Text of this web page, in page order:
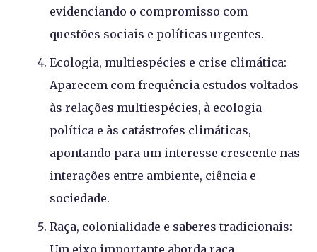
evidenciando o compromisso com
questões sociais e políticas urgentes.
Ecologia, multiespécies e crise climática:
Aparecem com frequência estudos voltados
às relações multiespécies, à ecologia
política e às catástrofes climáticas,
apontando para um interesse crescente nas
interações entre ambiente, ciência e
sociedade.
Raça, colonialidade e saberes tradicionais: